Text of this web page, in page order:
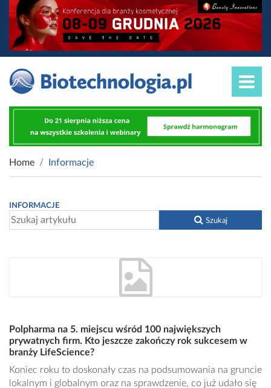
Home Informacje
INFORMACJE
Szukaj
Polpharma na 5. miejscu wśród 100 największych
prywatnych firm. Kto jeszcze zakończy rok sukcesem w
branży LifeScience?
Koniec roku to doskonały czas na podsumowania na gruncie
lokalnym i globalnym oraz na sprawdzenie, co już udało się